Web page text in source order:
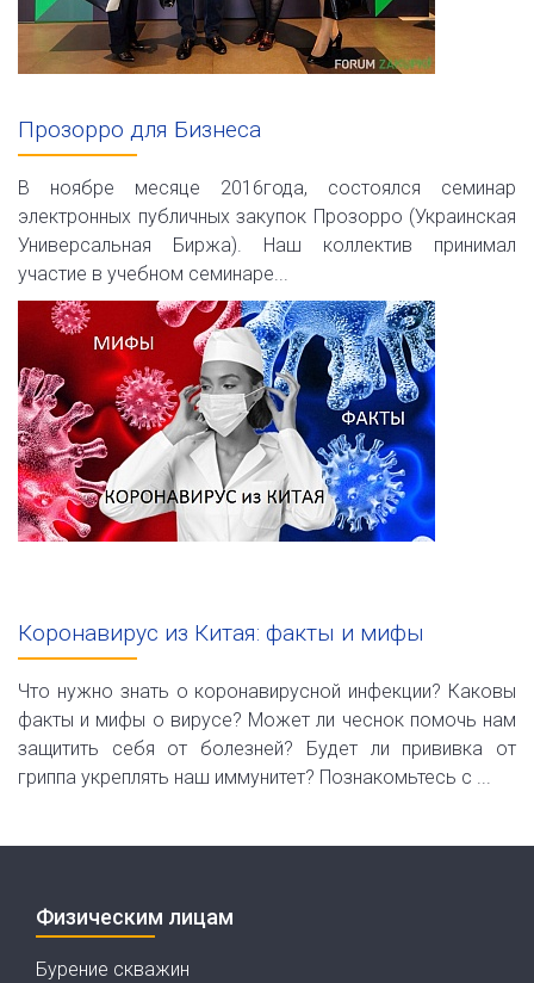
Прозорро для Бизнеса
В ноябре месяце 2016года, состоялся семинар
электронных публичных закупок Прозорро (Украинская
Универсальная Биржа). Наш коллектив принимал
участие в учебном семинаре...
Коронавирус из Китая: факты и мифы
Что нужно знать о коронавирусной инфекции? Каковы
факты и мифы о вирусе? Может ли чеснок помочь нам
защитить себя от болезней? Будет ли прививка от
гриппа укреплять наш иммунитет? Познакомьтесь с ...
Физическим лицам
Бурение скважин